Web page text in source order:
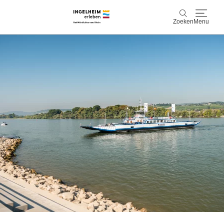
Zoeken Menu
Kaiserpfalz, geschiedenis & cultuur
Plan & Book
Info & service
Accommodaties Boek ervaringen